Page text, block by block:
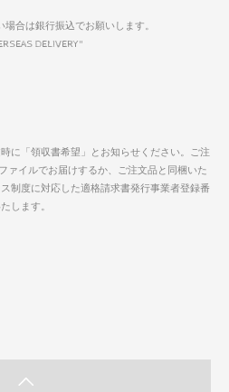
合は銀行振込でお願いします。
DELIVERY"
に「領収書希望」とお知らせください。ご注
ァイルでお届けするか、ご注文品と同梱いた
制度に対応した適格請求書発行事業者登録番
します。